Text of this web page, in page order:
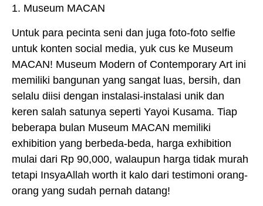
1. Museum MACAN
Untuk para pecinta seni dan juga foto-foto selfie
untuk konten social media, yuk cus ke Museum
MACAN! Museum Modern of Contemporary Art ini
memiliki bangunan yang sangat luas, bersih, dan
selalu diisi dengan instalasi-instalasi unik dan
keren salah satunya seperti Yayoi Kusama. Tiap
beberapa bulan Museum MACAN memiliki
exhibition yang berbeda-beda, harga exhibition
mulai dari Rp 90,000, walaupun harga tidak murah
tetapi InsyaAllah worth it kalo dari testimoni orang-
orang yang sudah pernah datang!